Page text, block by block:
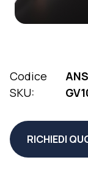
Codice
SKU:
RICHIEDI